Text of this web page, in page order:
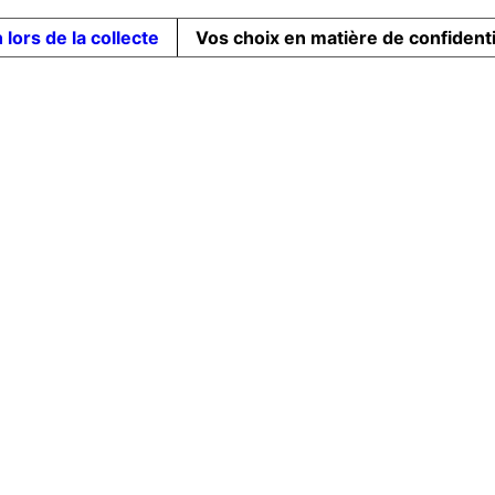
lors de la collecte Vos choix en matière de